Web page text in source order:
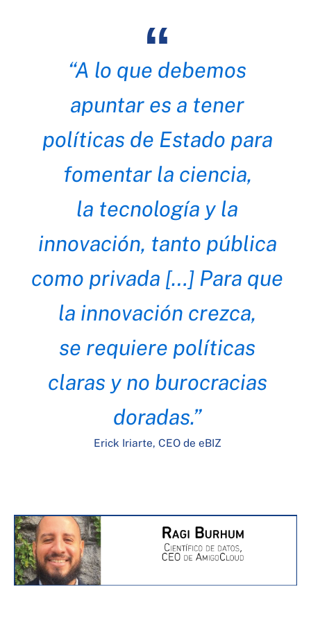
“A lo que debemos
apuntar es a tener
políticas de Estado para
fomentar la ciencia,
la tecnología y la
innovación, tanto pública
como privada […] Para que
la innovación crezca,
se requiere políticas
claras y no burocracias
doradas.”
Erick Iriarte, CEO de eBIZ